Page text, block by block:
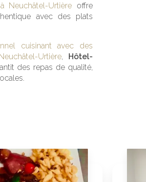
Neuchâtel-Urtière offre
avec des plats
cuisinant avec des
Urtière, Hôtel-
des repas de qualité,